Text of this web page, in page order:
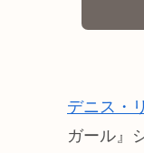
デニス・
ガール』